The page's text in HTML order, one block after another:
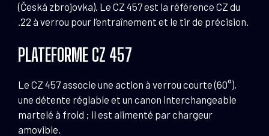
(Česká zbrojovka). Le CZ 457 est la référence CZ du
.22 à verrou pour l’entraînement et le tir de précision.
PLATEFORME CZ 457
Le CZ 457 associe une action à verrou courte (60°),
une détente réglable et un canon interchangeable
martelé à froid ; il est alimenté par chargeur
amovible.